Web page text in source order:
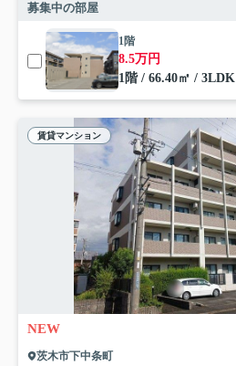
募集中の部屋
1階
8.5万円
1階 / 66.40㎡ / 3LDK
賃貸マンション
NEW
茨木市下中条町